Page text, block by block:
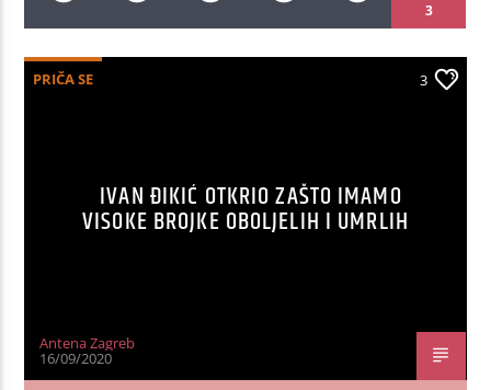
3
PRIČA SE 3
IVAN ĐIKIĆ OTKRIO ZAŠTO IMAMO
VISOKE BROJKE OBOLJELIH I UMRLIH
Antena Zagreb
16/09/2020